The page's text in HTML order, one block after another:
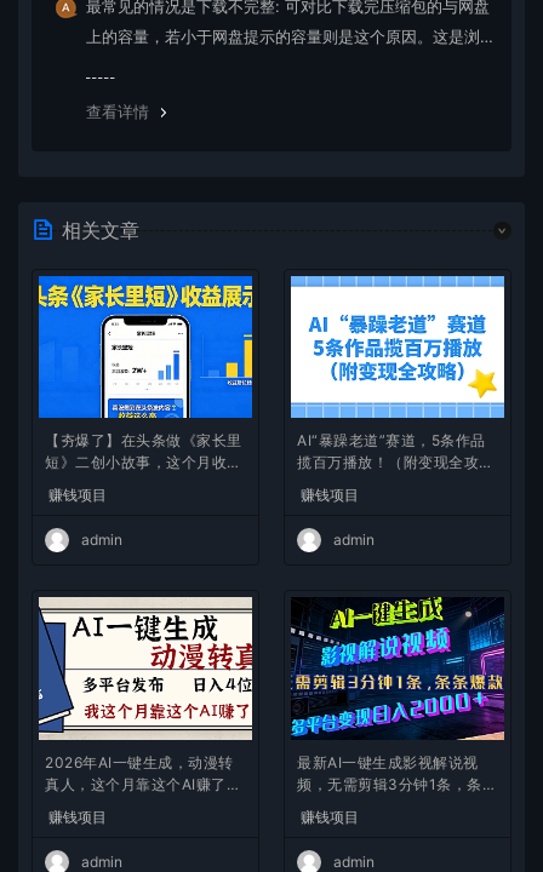
最常见的情况是下载不完整: 可对比下载完压缩包的与网盘
上的容量，若小于网盘提示的容量则是这个原因。这是浏
查看详情
相关文章
【夯爆了】在头条做《家长里
短》二创小故事，这个月收益
2w+
赚钱项目
admin
AI“暴躁老道”赛道，5条作品
揽百万播放！（附变现全攻
略）
赚钱项目
admin
2026年AI一键生成，动漫转
真人，这个月靠这个AI赚了2
赚钱项目
admin
最新AI一键生成影视解说视
频，无需剪辑3分钟1条，条条
+
赚钱项目
admin